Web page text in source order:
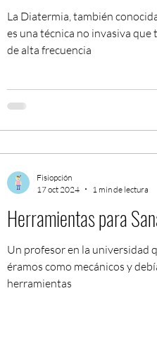
La Diatermia, también
es una técnica no invasiva
de alta frecuencia
Herramientas para
Un profesor en la universidad
éramos como mecánicos y
herramientas
Fisiopción
17 oct 2024
1 min de lectura